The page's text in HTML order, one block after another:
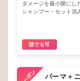
ダメージを最小限に
シャンプー・セット混
誰でも可
パーマ＋